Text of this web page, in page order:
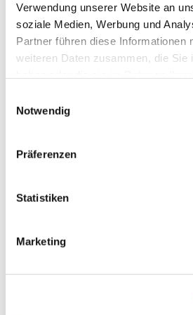
Verwendung unserer Website an
soziale Medien, Werbung und
Partner führen diese Informationen
weiteren Daten zusammen, die Sie
Notwendig
Präferenzen
Statistiken
Marketing
t
e
?
U
d
a
n
o